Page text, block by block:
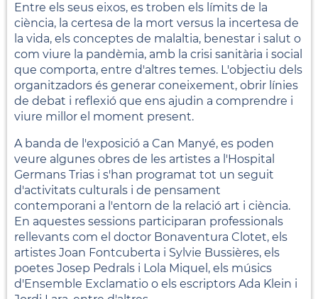
Entre els seus eixos, es troben els límits de la
ciència, la certesa de la mort versus la incertesa de
la vida, els conceptes de malaltia, benestar i salut o
com viure la pandèmia, amb la crisi sanitària i social
que comporta, entre d'altres temes. L'objectiu dels
organitzadors és generar coneixement, obrir línies
de debat i reflexió que ens ajudin a comprendre i
viure millor el moment present.
A banda de l'exposició a Can Manyé, es poden
veure algunes obres de les artistes a l'Hospital
Germans Trias i s'han programat tot un seguit
d'activitats culturals i de pensament
contemporani a l'entorn de la relació art i ciència.
En aquestes sessions participaran professionals
rellevants com el doctor Bonaventura Clotet, els
artistes Joan Fontcuberta i Sylvie Bussières, els
poetes Josep Pedrals i Lola Miquel, els músics
d'Ensemble Exclamatio o els escriptors Ada Klein i